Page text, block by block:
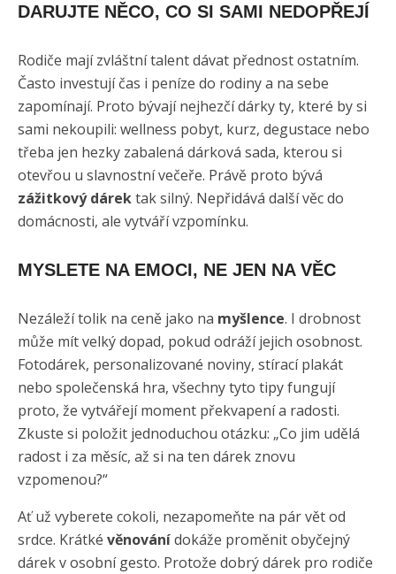
DARUJTE NĚCO, CO SI SAMI NEDOPŘEJÍ
Rodiče mají zvláštní talent dávat přednost ostatním.
Často investují čas i peníze do rodiny a na sebe
zapomínají. Proto bývají nejhezčí dárky ty, které by si
sami nekoupili: wellness pobyt, kurz, degustace nebo
třeba jen hezky zabalená dárková sada, kterou si
otevřou u slavnostní večeře. Právě proto bývá
zážitkový dárektak silný. Nepřidává další věc do
domácnosti, ale vytváří vzpomínku.
MYSLETE NA EMOCI, NE JEN NA VĚC
Nezáleží tolik na ceně jako na myšlence. I drobnost
může mít velký dopad, pokud odráží jejich osobnost.
Fotodárek, personalizované noviny, stírací plakát
nebo společenská hra, všechny tyto tipy fungují
proto, že vytvářejí moment překvapení a radosti.
Zkuste si položit jednoduchou otázku: „Co jim udělá
radost i za měsíc, až si na ten dárek znovu
vzpomenou?“
Ať už vyberete cokoli, nezapomeňte na pár vět od
srdce. Krátké věnovánídokáže proměnit obyčejný
dárek v osobní gesto. Protože dobrý dárek pro rodiče